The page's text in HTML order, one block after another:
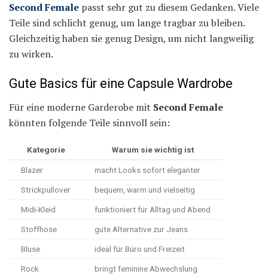
Second Female passt sehr gut zu diesem Gedanken. Viele
Teile sind schlicht genug, um lange tragbar zu bleiben.
Gleichzeitig haben sie genug Design, um nicht langweilig
zu wirken.
Gute Basics für eine Capsule Wardrobe
Für eine moderne Garderobe mit Second Female
könnten folgende Teile sinnvoll sein:
Kategorie Warum sie wichtig ist
Blazer macht Looks sofort eleganter
Strickpullover bequem, warm und vielseitig
Midi-Kleid funktioniert für Alltag und Abend
Stoffhose gute Alternative zur Jeans
Bluse ideal für Büro und Freizeit
Rock bringt feminine Abwechslung